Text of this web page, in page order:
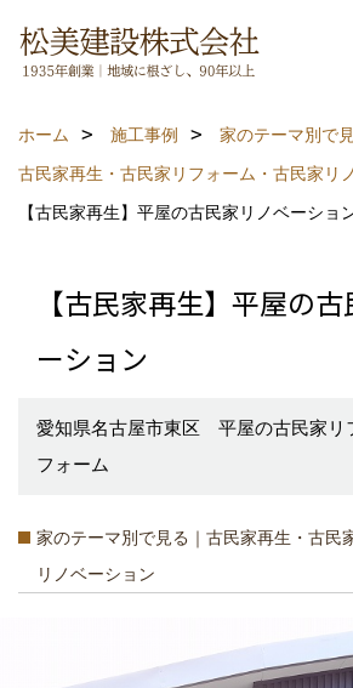
ホーム 施工事例
家のテーマ別で
古民家再生・古民家リフォーム・古民家リ
【古民家再生】平屋の古民家リノベーショ
【古民家再生】平屋の
ーション
愛知県名古屋市東区 平屋の古民家
フォーム
家のテーマ別で見る｜古民家再生・古民
リノベーション